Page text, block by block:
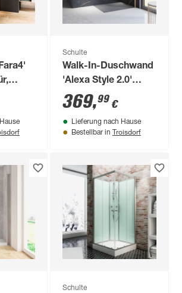
Schulte
Walk-In-Duschwand
'Alexa Style 2.0'
Kupferoptik 200 x 90
cm
369,99 €
Lieferung nach Hause
Bestellbar in Troisdorf
Schulte